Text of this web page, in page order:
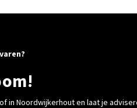
in Noordwijkerhout en laat je